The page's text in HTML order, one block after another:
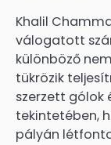
Khalil
válogatott
különböző
tükrözik
szerzett gólok
tekintetében,
pályán